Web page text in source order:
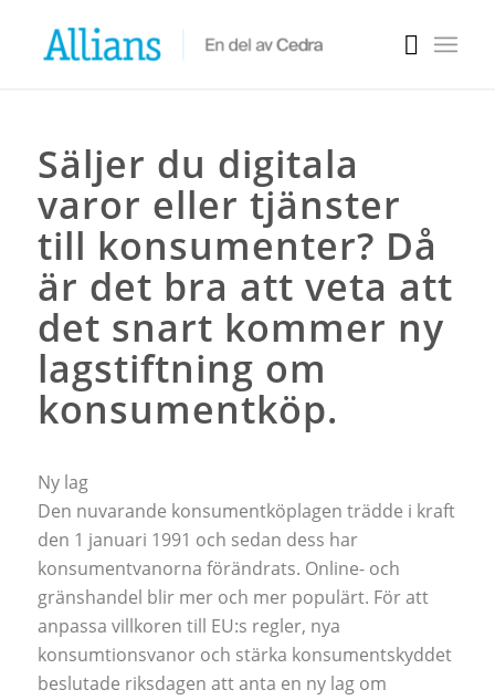
Säljer du digitala
varor eller tjänster
till konsumenter? Då
är det bra att veta att
det snart kommer ny
lagstiftning om
konsumentköp.
Ny lag
Den nuvarande konsumentköplagen trädde i kraft
den 1 januari 1991 och sedan dess har
konsumentvanorna förändrats. Online- och
gränshandel blir mer och mer populärt. För att
anpassa villkoren till EU:s regler, nya
konsumtionsvanor och stärka konsumentskyddet
beslutade riksdagen att anta en ny lag om